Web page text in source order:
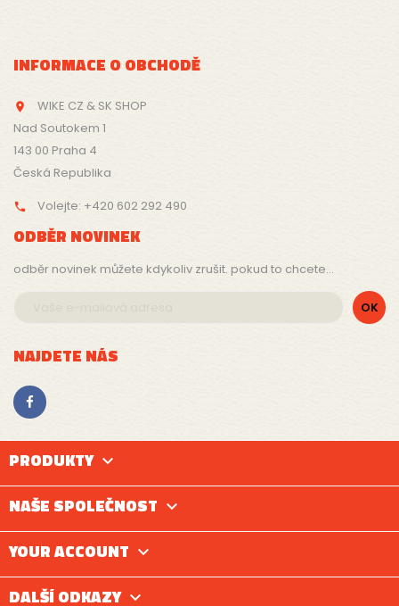
INFORMACE O OBCHODĚ

WIKE CZ & SK SHOP
Nad Soutokem 1
143 00 Praha 4
Česká Republika
 Volejte: +420 602 292 490
ODBĚR NOVINEK
odběr novinek můžete kdykoliv zrušit. pokud to chcete...
NAJDETE NÁS
PRODUKTY 
NAŠE SPOLEČNOST 
YOUR ACCOUNT 
DALŠÍ ODKAZY 